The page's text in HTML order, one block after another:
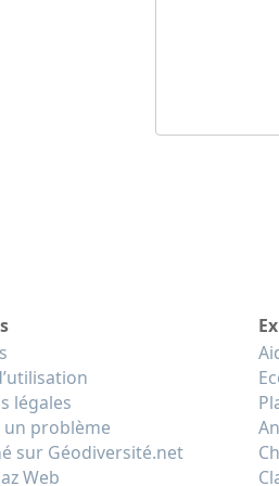
légales
un problème
sur Géodiversité.net
Web